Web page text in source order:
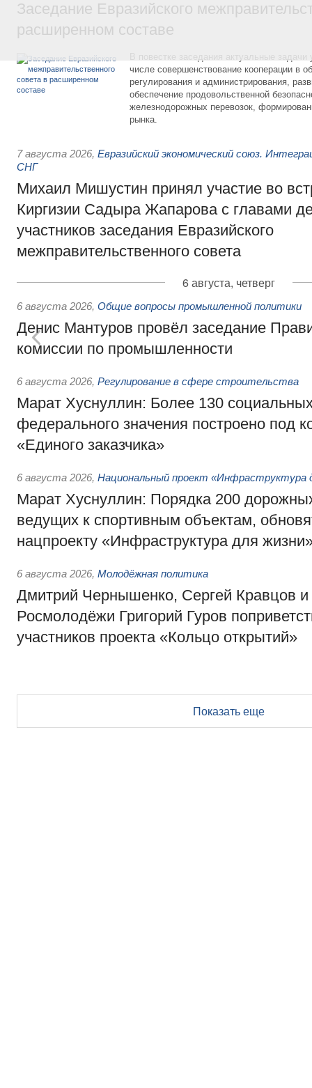
Заседание Евразийского
расширенном составе
числе совершенствование кооперации в
регулирования и администрирования,
обеспечение продовольственной
железнодорожных перевозок,
рынка.
7 августа 2026, Евразийский экономический союз.
СНГ
Михаил Мишустин принял участие во
Киргизии Садыра Жапарова с главами
участников заседания Евразийского
межправительственного совета
6 августа, четверг
6 августа 2026, Общие вопросы промышленной политики
Денис Мантуров провёл заседание
комиссии по промышленности
6 августа 2026, Регулирование в сфере строительства
Марат Хуснуллин: Более 130
федерального значения построено под
«Единого заказчика»
6 августа 2026, Национальный проект «Инфраструктура
Марат Хуснуллин: Порядка 200
ведущих к спортивным объектам,
нацпроекту «Инфраструктура для
6 августа 2026, Молодёжная политика
Дмитрий Чернышенко, Сергей Кравцов и
Росмолодёжи Григорий Гуров
участников проекта «Кольцо открытий»
Показать еще